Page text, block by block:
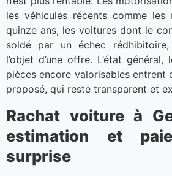
les véhicules récents comme
quinze ans, les voitures dont le
soldé par un échec
l’objet d’une offre. L’état
pièces encore valorisables entrent
proposé, qui reste transparent et
Rachat voiture à
estimation et
surprise